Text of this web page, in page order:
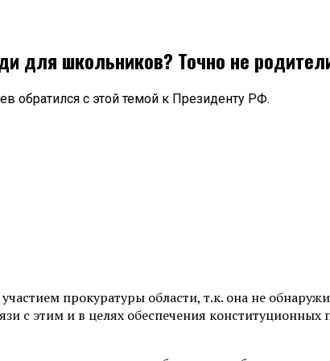
для школьников? Точно не
обратился с этой темой к Президенту РФ.
прокуратуры области, т.к. она не
с этим и в целях обеспечения конституционных